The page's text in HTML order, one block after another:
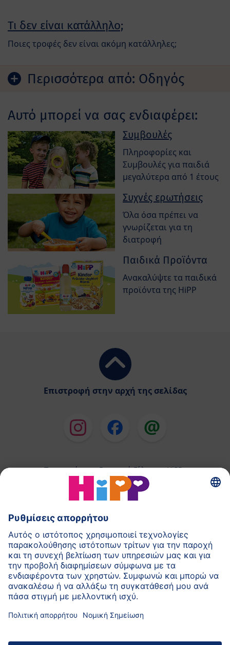
Τι δεν είναι κατάλληλο;
Ποιες τροφές δεν είναι ακόμη κατάλληλες;
Περισσότερα από: Οδηγός
Αυτό μπορεί να σας ενδιαφέρει:
Συμβουλές
Πληροφορίες και
Συμβουλές για παιδιά
μεγαλύτερα από 1 έτους
Συχνές ερωτήσεις
Όλα όσα πρέπει να
γνωρίζεται για τη
διατροφή
Παιδικά Προϊόντα
Ανακαλύψτε τα παιδικά
προϊόντα της HiPP
Επιστροφή στην αρχή της σελίδας
Παρασκεύασμα Βρεφικού Γάλακτος HiPP
Παιδικές Τροφές HiPP
HiPP για Νήπια
Πολιτική Προστασίας Προσωπικών Δεδομένων
Αποτύπωμα
Σχετικά με την HiPP Επικοινωνία
Ασφαλής μετάδοση δεδομένων μέσω